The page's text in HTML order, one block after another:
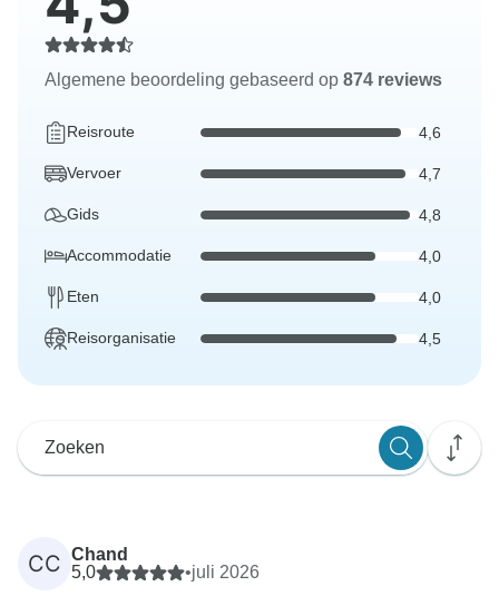
Algemene beoordeling gebaseerd op 874 reviews
Reisroute 4,6
Vervoer 4,7
Gids 4,8
Accommodatie 4,0
Eten 4,0
Reisorganisatie 4,5
CC Chand
5,0
•juli 2026